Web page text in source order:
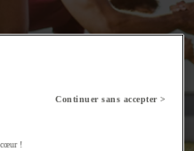
de votre
Continuer sans accepter >
cœur !